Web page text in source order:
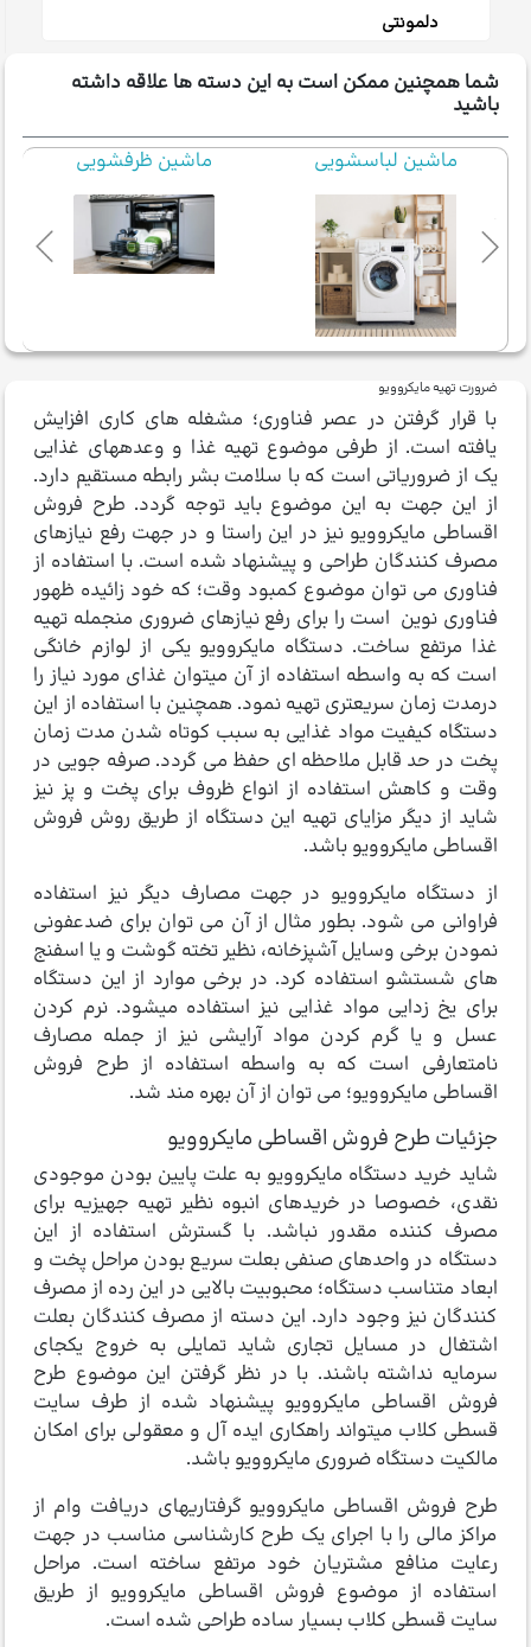
دلمونتی
شما همچنین ممکن است به این دسته ها علاقه داشته
باشید
ماشین لباسشویی
ماشین ظرفشویی
ضرورت تهیه مایکروویو
با قرار گرفتن در عصر فناوری؛ مشغله­ های کاری افزایش
یافته است. از طرفی موضوع تهیه غذا و وعده­های غذایی
یک از ضروریاتی است که با سلامت بشر رابطه مستقیم دارد.
از این جهت به این موضوع باید توجه گردد. طرح فروش
اقساطی مایکروویو نیز در این راستا و در جهت رفع نیازهای
مصرف ­کنندگان طراحی و پیشنهاد شده است. با استفاده از
فناوری می توان موضوع کمبود وقت؛ که خود زائیده ظهور
فناوری نوین است را برای رفع نیازهای ضروری منجمله تهیه
غذا مرتفع ساخت. دستگاه مایکروویو یکی از لوازم خانگی
است که به واسطه استفاده از آن می­توان غذای مورد نیاز را
درمدت زمان سریعتری تهیه نمود. همچنین با استفاده از این
دستگاه کیفیت مواد غذایی به سبب کوتاه شدن مدت زمان
پخت در حد قابل ملاحظه ای حفظ می گردد. صرفه جویی در
وقت و کاهش استفاده از انواع ظروف برای پخت و پز نیز
شاید از دیگر مزایای تهیه این دستگاه از طریق روش فروش
اقساطی مایکروویو باشد.
از دستگاه مایکروویو در جهت مصارف دیگر نیز استفاده
فراوانی می­ شود. بطور مثال از آن می­ توان برای ضدعفونی
نمودن برخی وسایل آشپزخانه، نظیر تخته گوشت و یا اسفنج
های شستشو استفاده کرد. در برخی موارد از این دستگاه
برای یخ زدایی مواد غذایی نیز استفاده می­شود. نرم کردن
عسل و یا گرم کردن مواد آرایشی نیز از جمله مصارف
نامتعارفی است که به واسطه استفاده از طرح فروش
اقساطی مایکروویو؛ می ­توان از آن بهره مند شد.
جزئیات طرح فروش اقساطی مایکروویو
شاید خرید دستگاه مایکروویو به علت پایین بودن موجودی
نقدی، خصوصا در خریدهای انبوه نظیر تهیه جهیزیه برای
مصرف­ کننده مقدور نباشد. با گسترش استفاده از این
دستگاه در واحدهای صنفی بعلت سریع بودن مراحل پخت و
ابعاد متناسب دستگاه؛ محبوبیت بالایی در این رده از مصرف
کنندگان نیز وجود دارد. این دسته از مصرف کنندگان بعلت
اشتغال در مسایل تجاری شاید تمایلی به خروج یکجای
سرمایه نداشته باشند. با در نظر گرفتن این موضوع طرح
فروش اقساطی مایکروویو پیشنهاد شده از طرف سایت
قسطی­ کلاب می­تواند راهکاری ایده آل و معقولی برای امکان
مالکیت دستگاه ضروری مایکروویو باشد.
طرح فروش اقساطی مایکروویو گرفتاریهای دریافت وام از
مراکز مالی را با اجرای یک طرح کارشناسی مناسب در جهت
رعایت منافع مشتریان خود مرتفع ساخته است. مراحل
استفاده از موضوع فروش اقساطی مایکروویو از طریق
سایت قسطی­ کلاب بسیار ساده طراحی شده است.